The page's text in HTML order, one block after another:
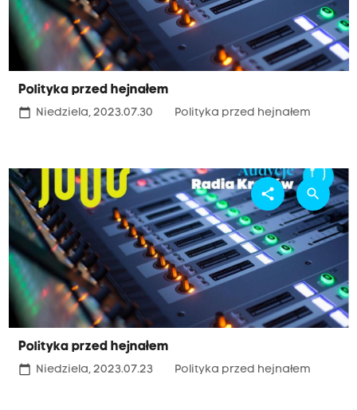
Polityka przed hejnałem
calendar_today Niedziela, 2023.07.30 Polityka przed hejnałem
Polityka przed hejnałem
calendar_today Niedziela, 2023.07.23 Polityka przed hejnałem
share search